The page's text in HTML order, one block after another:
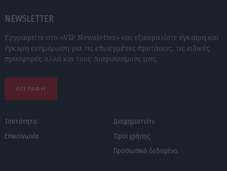
NEWSLETTER
Εγγραφείτε στο «VIP Newsletter» και εξασφαλίστε έγκαιρη και
έγκυρη ενημέρωση για τις επιλεγμένες προτάσεις, τις ειδικές
προσφορές αλλά και τους Διαγωνισμούς μας.
ΕΓΓΡΑΦΗ
Ταυτότητα
Επικοινωνία
Διαφημιστείτε
Όροι χρήσης
Προσωπικά δεδομένα